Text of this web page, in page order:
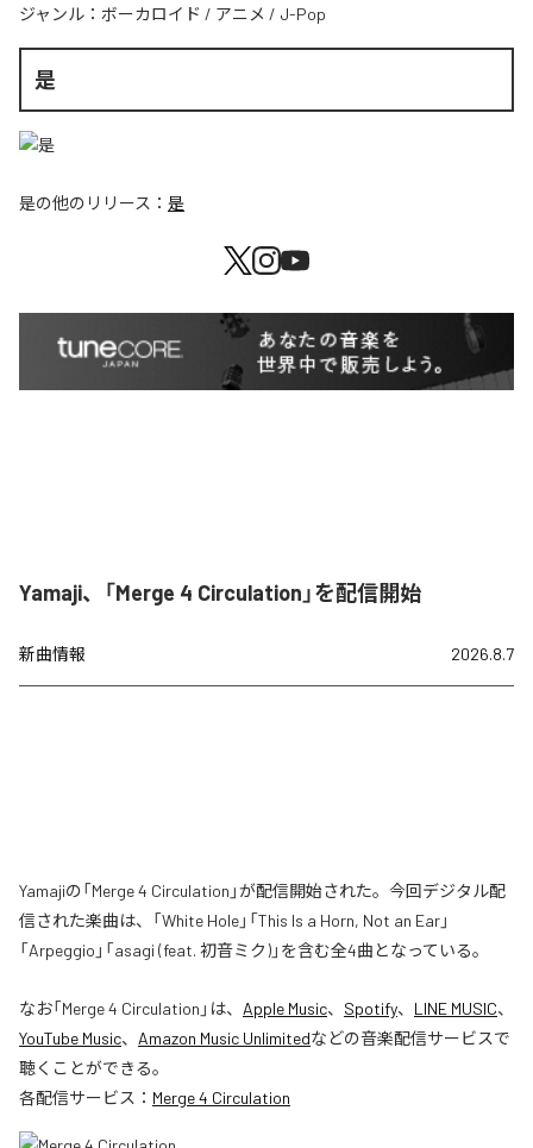
ジャンル： ボーカロイド / アニメ / J-Pop
是
是の他のリリース： 是
Yamaji、「Merge 4 Circulation」を配信開始
新曲情報 2026.8.7
Yamajiの「Merge 4 Circulation」が配信開始された。今回デジタル配
信された楽曲は、「White Hole」「This Is a Horn, Not an Ear」
「Arpeggio」「asagi (feat. 初音ミク)」を含む全4曲となっている。
なお「Merge 4 Circulation 」は、 Apple Music、 Spotify、 LINE MUSIC、
YouTube Music、 Amazon Music Unlimitedなどの音楽配信サービスで
聴くことができる。
各配信サービス： Merge 4 Circulation